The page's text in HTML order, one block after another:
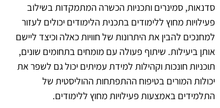
סדנאות, סמינרים ותכניות הכשרה המתמקדות בשילוב
פעילויות מחוץ ללימודים בתכנית הלימודים יכולים לעזור
למחנכים להבין את היתרונות של חוויות כאלה וכיצד ליישם
אותן ביעילות. שיתוף פעולה עם מומחים בתחומים שונים,
תוכניות חונכות וקהילות למידת עמיתים יכול גם לשפר את
יכולות המורים בטיפוח ההתפתחות ההוליסטית של
התלמידים באמצעות פעילויות מחוץ ללימודים.